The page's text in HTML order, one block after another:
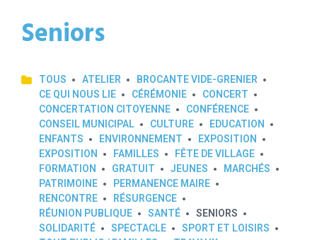
Seniors
TOUS ATELIER
BROCANTE VIDE-GRENIER
CE QUI NOUS LIE
CÉRÉMONIE
CONCERT
CONCERTATION CITOYENNE
CONFÉRENCE
CONSEIL MUNICIPAL
CULTURE
EDUCATION
ENFANTS
ENVIRONNEMENT
EXPOSITION
EXPOSITION
FAMILLES
FÊTE DE VILLAGE
FORMATION
GRATUIT JEUNES
MARCHÉS
PATRIMOINE
PERMANENCE MAIRE
RENCONTRE
RÉSURGENCE
RÉUNION PUBLIQUE
SANTÉ
SENIORS
SOLIDARITÉ
SPECTACLE
SPORT ET LOISIRS